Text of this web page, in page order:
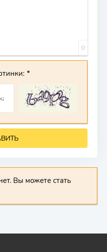
0
Вы можете стать